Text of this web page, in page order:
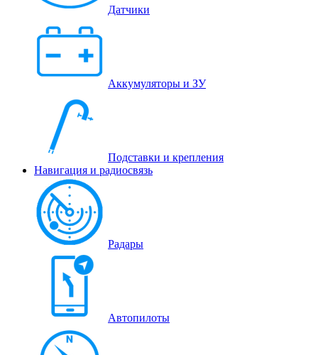
Датчики
Аккумуляторы и ЗУ
Подставки и крепления
Навигация и радиосвязь
Радары
Автопилоты